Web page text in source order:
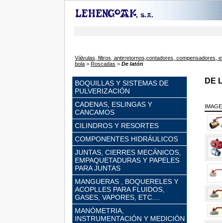
Válvulas, filtros, antirretornos,contadores, compensadores,
bola > Roscadas > De latón
BOQUILLAS Y SISTEMAS DE
PULVERIZACIÓN
CADENAS, ESLINGAS Y
CANCAMOS
CILINDROS Y RESORTES
COMPONENTES HIDRÁULICOS
JUNTAS, CIERRES MECÁNICOS,
EMPAQUETADURAS Y PAPELES
PARA JUNTAS
MANGUERAS , BOQUERELES Y
ACOPLLES PARA FLUIDOS,
GASES, VAPORES, ETC....
MANÓMETRIA,
INSTRUMENTACIÓN Y MEDICIÓN
DE